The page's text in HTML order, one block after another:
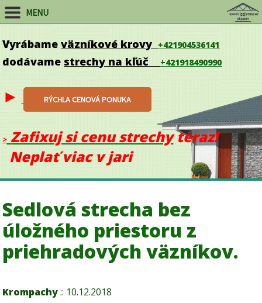
MENU
Vyrábameväzníkové krovy +421904536141
dodávame strechy na kľúč +421918490990
► RÝCHLA CENOVÁ PONUKA
> Zafixuj si cenu strechyteraz!
Neplať viac v jari
Sedlová strecha bez
úložného priestoru z
priehradových väzníkov.
Krompachy:: 10.12.2018